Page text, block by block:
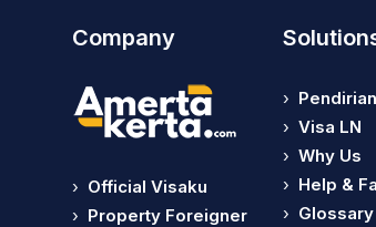
Company
› Official Visaku
› Property Foreigner
›
› Visa LN
› Why Us
› Help &
› Glossary